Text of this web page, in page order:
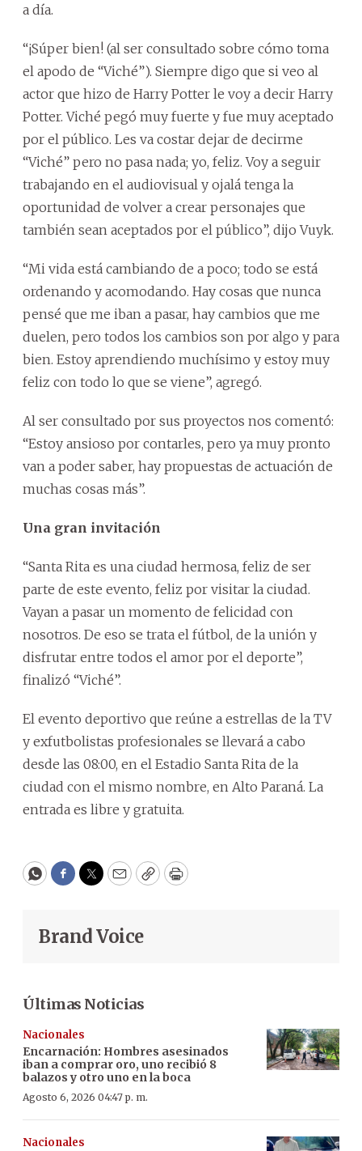
a día.
“¡Súper bien! (al ser consultado sobre cómo toma
el apodo de “Viché”). Siempre digo que si veo al
actor que hizo de Harry Potter le voy a decir Harry
Potter. Viché pegó muy fuerte y fue muy aceptado
por el público. Les va costar dejar de decirme
“Viché” pero no pasa nada; yo, feliz. Voy a seguir
trabajando en el audiovisual y ojalá tenga la
oportunidad de volver a crear personajes que
también sean aceptados por el público”, dijo Vuyk.
“Mi vida está cambiando de a poco; todo se está
ordenando y acomodando. Hay cosas que nunca
pensé que me iban a pasar, hay cambios que me
duelen, pero todos los cambios son por algo y para
bien. Estoy aprendiendo muchísimo y estoy muy
feliz con todo lo que se viene”, agregó.
Al ser consultado por sus proyectos nos comentó:
“Estoy ansioso por contarles, pero ya muy pronto
van a poder saber, hay propuestas de actuación de
muchas cosas más”.
Una gran invitación
“Santa Rita es una ciudad hermosa, feliz de ser
parte de este evento, feliz por visitar la ciudad.
Vayan a pasar un momento de felicidad con
nosotros. De eso se trata el fútbol, de la unión y
disfrutar entre todos el amor por el deporte”,
finalizó “Viché”.
El evento deportivo que reúne a estrellas de la TV
y exfutbolistas profesionales se llevará a cabo
desde las 08:00, en el Estadio Santa Rita de la
ciudad con el mismo nombre, en Alto Paraná. La
entrada es libre y gratuita.
WhatsApp
Facebook
Twitter
EmailCopyPrint
Brand Voice
Últimas Noticias
Nacionales
Encarnación: Hombres asesinados
iban a comprar oro, uno recibió 8
balazos y otro uno en la boca
Agosto 6, 2026 04:47 p. m.
Nacionales